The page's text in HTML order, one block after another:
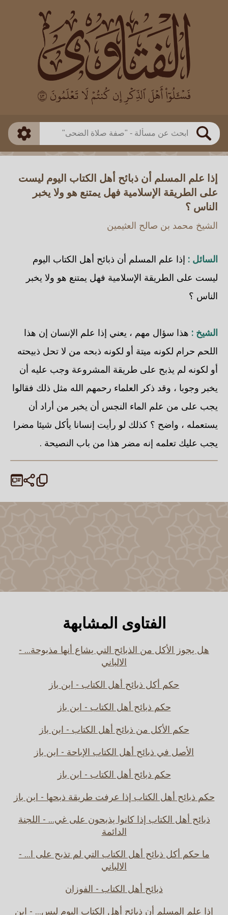
بحث
العالم
بن باز
بن العثيمين
اللجنة الدائمة
طريقة البحث
ذكي
إذا علم المسلم أن ذبائح أهل الكتاب اليوم ليست
على الطريقة الإسلامية فهل يمتنع هو ولا يخبر
الناس ؟
الشيخ محمد بن صالح العثيمين
السائل : إذا علم المسلم أن ذبائح أهل الكتاب اليوم
ليست على الطريقة الإسلامية فهل يمتنع هو ولا يخبر
الناس ؟
الشيخ : هذا سؤال مهم ، يعني إذا علم الإنسان إن هذا
اللحم حرام لكونه ميتة أو لكونه ذبحه من لا تحل ذبيحته
أو لكونه لم يذبح على طريقة المشروعة وجب عليه أن
يخبر وجوبا ، وقد ذكر العلماء رحمهم الله مثل ذلك فقالوا
يجب على من علم الماء النجس أن يخبر من أراد أن
يستعمله ، واضح ؟ كذلك لو رأيت إنسانا يأكل شيئا مضرا
يجب عليك تعلمه إنه مضر هذا من باب النصيحة .
الفتاوى المشابهة
هل يجوز الأكل من الذبائح التي يشاع أنها مذبوحة... -
الالباني
حكم أكل ذبائح أهل الكتاب - ابن باز
حكم ذبائح أهل الكتاب - ابن باز
حكم الأكل من ذبائح أهل الكتاب - ابن باز
الأصل في ذبائح أهل الكتاب الإباحة - ابن باز
حكم ذبائح أهل الكتاب - ابن باز
حكم ذبائح أهل الكتاب إذا عرفت طريقة ذبحها - ابن باز
ذبائح أهل الكتاب إذا كانوا يذبحون على غي... - اللجنة
الدائمة
ما حكم أكل ذبائح أهل الكتاب التي لم تذبح على ا... -
الالباني
ذبائح أهل الكتاب - الفوزان
إذا علم المسلم أن ذبائح أهل الكتاب اليوم ليس... - ابن